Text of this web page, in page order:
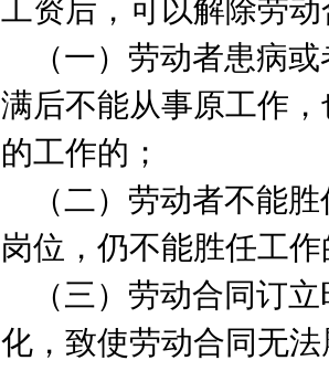
工资后，可以解除劳
（一）劳动者患病或
满后不能从事原工作
的工作的；
（二）劳动者不能胜
岗位，仍不能胜任工作
（三）劳动合同订立
化，致使劳动合同无